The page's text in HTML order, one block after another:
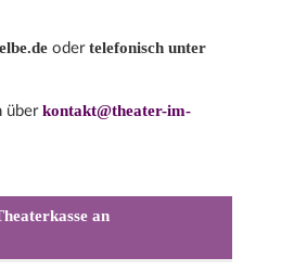
oder telefonisch unter
über kontakt@theater-im-
an